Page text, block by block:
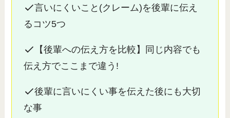
言いにくいこと(クレーム)を後輩に伝え
るコツ5つ
【後輩への伝え方を比較】同じ内容でも
伝え方でここまで違う!
後輩に言いにくい事を伝えた後にも大切
な事